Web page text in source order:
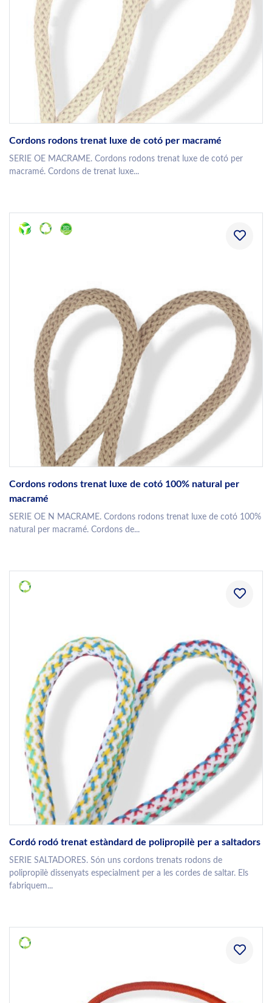
Cordons rodons trenat luxe de cotó per macramé
SERIE OE MACRAME. Cordons rodons trenat luxe de cotó per
macramé. Cordons de trenat luxe...
Cordons rodons trenat luxe de cotó 100% natural per
macramé
SERIE OE N MACRAME. Cordons rodons trenat luxe de cotó 100%
natural per macramé. Cordons de...
Cordó rodó trenat estàndard de polipropilè per a saltadors
SERIE SALTADORES. Són uns cordons trenats rodons de
polipropilè dissenyats especialment per a les cordes de saltar. Els
fabriquem...